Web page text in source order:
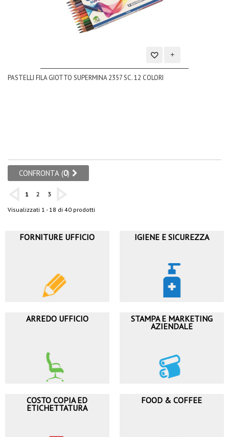
Aggiungi
alla
PASTELLI FILA GIOTTO SUPERMINA 2357 SC. 12 COLORI
CONFRONTA (0)
1 2
3
Visualizzati 1 - 18 di 40 prodotti
FORNITURE UFFICIO IGIENE E SICUREZZA
ARREDO UFFICIO STAMPA E MARKETING
AZIENDALE
COSTO COPIA ED
ETICHETTATURA
FOOD & COFFEE